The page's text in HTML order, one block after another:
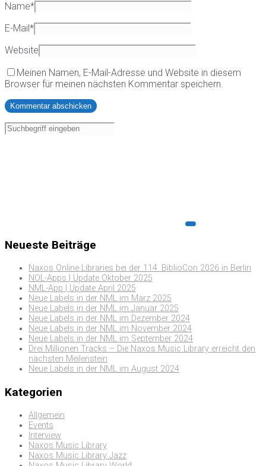
Name*
E-Mail*
Website
Meinen Namen, E-Mail-Adresse und Website in diesem
Browser für meinen nächsten Kommentar speichern.
Neueste Beiträge
Naxos Online Libraries bei der 114. BiblioCon 2026 in Berlin
NOL-Apps | Update Oktober 2025
NML-App | Update April 2025
Neue Labels in der NML im März 2025
Neue Labels in der NML im Januar 2025
Neue Labels in der NML im Dezember 2024
Neue Labels in der NML im November 2024
Neue Labels in der NML im September 2024
Drei Millionen Tracks – Die Naxos Music Library erreicht den
nächsten Meilenstein
Neue Labels in der NML im August 2024
Kategorien
Allgemein
Events
Interview
Naxos Music Library
Naxos Music Library Jazz